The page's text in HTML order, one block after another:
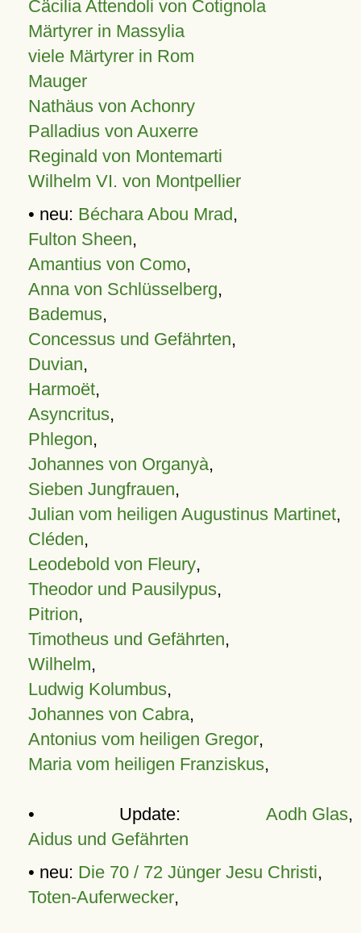
Cäcilia Attendoli von Cotignola
Märtyrer in Massylia
viele Märtyrer in Rom
Mauger
Nathäus von Achonry
Palladius von Auxerre
Reginald von Montemarti
Wilhelm VI. von Montpellier
• neu: Béchara Abou Mrad,
Fulton Sheen,
Amantius von Como,
Anna von Schlüsselberg,
Bademus,
Concessus und Gefährten,
Duvian,
Harmoët,
Asyncritus,
Phlegon,
Johannes von Organyà,
Sieben Jungfrauen,
Julian vom heiligen Augustinus Martinet,
Cléden,
Leodebold von Fleury,
Theodor und Pausilypus,
Pitrion,
Timotheus und Gefährten,
Wilhelm,
Ludwig Kolumbus,
Johannes von Cabra,
Antonius vom heiligen Gregor,
Maria vom heiligen Franziskus,
• Update: Aodh Glas,
Aidus und Gefährten
• neu: Die 70 / 72 Jünger Jesu Christi,
Toten-Auferwecker,